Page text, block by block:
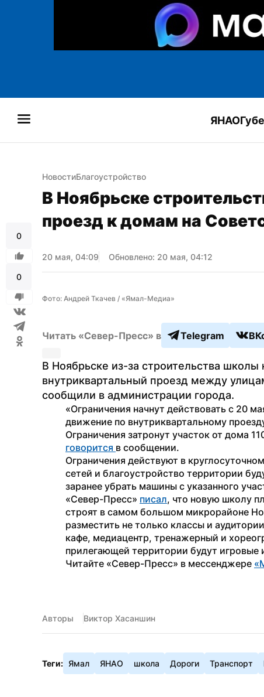
ЯНАО
0
0
НовостиБлагоустройство
В Ноябрьске
проезд к домам на
20 мая, 04:09 Обновлено: 20 мая, 04:12
Фото: Андрей Ткачев / «Ямал-Медиа»
Читать «Север-Пресс» в Telegram
В Ноябрьске из-за строительства
внутриквартальный проезд между
сообщили в администрации города.
«Ограничения начнут действовать с 20
движение по внутриквартальному
говорится в сообщении.
Ограничения действуют в
сетей и благоустройство территории
заранее убрать машины с указанного
«Север-Пресс» писал, что новую школу
строят в самом большом микрорайоне
разместить не только классы и
кафе, медиацентр, тренажерный и
прилегающей территории будут игровые
Читайте «Север-Пресс» в мессенджере
Авторы Виктор Хасаншин
Теги: Ямал ЯНАО школа Дороги Транспорт